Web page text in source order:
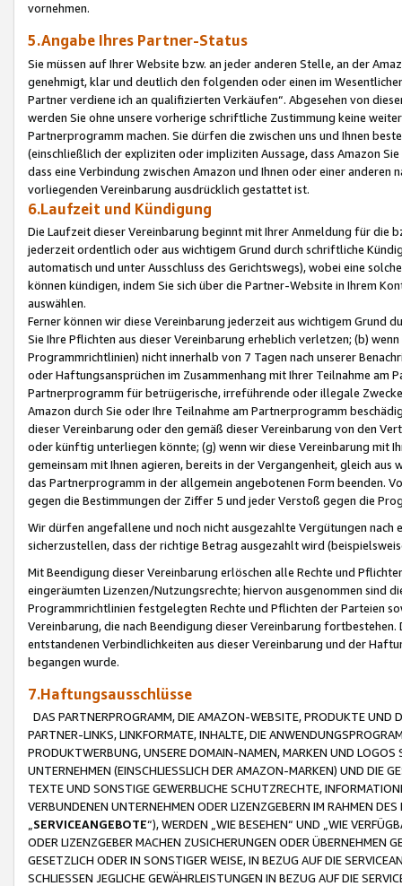
vornehmen.
5.Angabe Ihres Partner-Status
Sie müssen auf Ihrer Website bzw. an jeder anderen Stelle, an der
genehmigt, klar und deutlich den folgenden oder einen im
Partner verdiene ich an qualifizierten Verkäufen“. Abgesehen von
werden Sie ohne unsere vorherige schriftliche Zustimmung keine
Partnerprogramm machen. Sie dürfen die zwischen uns und Ihnen
(einschließlich der expliziten oder impliziten Aussage, dass Amazon
dass eine Verbindung zwischen Amazon und Ihnen oder einer
vorliegenden Vereinbarung ausdrücklich gestattet ist.
6.Laufzeit und Kündigung
Die Laufzeit dieser Vereinbarung beginnt mit Ihrer Anmeldung für die
jederzeit ordentlich oder aus wichtigem Grund durch schriftliche
automatisch und unter Ausschluss des Gerichtswegs), wobei eine
können kündigen, indem Sie sich über die Partner-Website in Ihrem
auswählen.
Ferner können wir diese Vereinbarung jederzeit aus wichtigem Grund
Sie Ihre Pflichten aus dieser Vereinbarung erheblich verletzen; (b)
Programmrichtlinien) nicht innerhalb von 7 Tagen nach unserer
oder Haftungsansprüchen im Zusammenhang mit Ihrer Teilnahme am
Partnerprogramm für betrügerische, irreführende oder illegale
Amazon durch Sie oder Ihre Teilnahme am Partnerprogramm
dieser Vereinbarung oder den gemäß dieser Vereinbarung von den
oder künftig unterliegen könnte; (g) wenn wir diese Vereinbarung mit
gemeinsam mit Ihnen agieren, bereits in der Vergangenheit, gleich
das Partnerprogramm in der allgemein angebotenen Form beenden.
gegen die Bestimmungen der Ziffer 5 und jeder Verstoß gegen die
Wir dürfen angefallene und noch nicht ausgezahlte Vergütungen
sicherzustellen, dass der richtige Betrag ausgezahlt wird
Mit Beendigung dieser Vereinbarung erlöschen alle Rechte und
eingeräumten Lizenzen/Nutzungsrechte; hiervon ausgenommen sind
Programmrichtlinien festgelegten Rechte und Pflichten der Parteien
Vereinbarung, die nach Beendigung dieser Vereinbarung
entstandenen Verbindlichkeiten aus dieser Vereinbarung und der
begangen wurde.
7.Haftungsausschlüsse
DAS PARTNERPROGRAMM, DIE AMAZON-WEBSITE, PRODUKTE UND
PARTNER-LINKS, LINKFORMATE, INHALTE, DIE
PRODUKTWERBUNG, UNSERE DOMAIN-NAMEN, MARKEN UND
UNTERNEHMEN (EINSCHLIESSLICH DER AMAZON-MARKEN) UND DIE
TEXTE UND SONSTIGE GEWERBLICHE SCHUTZRECHTE,
VERBUNDENEN UNTERNEHMEN ODER LIZENZGEBERN IM RAHMEN
SERVICEANGEBOTE“), WERDEN „WIE BESEHEN“ UND „WIE
ODER LIZENZGEBER MACHEN ZUSICHERUNGEN ODER ÜBERNEHMEN
GESETZLICH ODER IN SONSTIGER WEISE, IN BEZUG AUF DIE
SCHLIESSEN JEGLICHE GEWÄHRLEISTUNGEN IN BEZUG AUF DIE